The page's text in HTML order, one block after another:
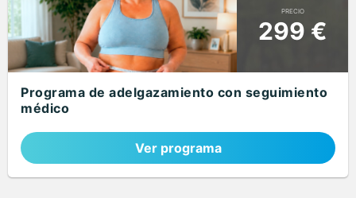
PRECIO
299 €
Programa de adelgazamiento con seguimiento
médico
Ver programa